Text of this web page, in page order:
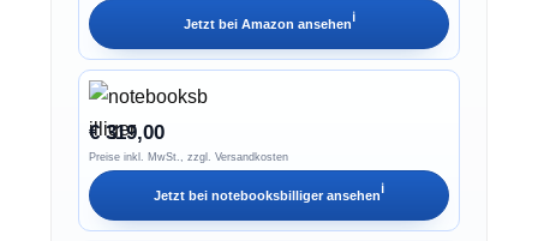
Jetzt bei Amazon ansehenℹ︎
€ 319,00
Preise inkl. MwSt., zzgl. Versandkosten
Jetzt bei notebooksbilligeransehenℹ︎